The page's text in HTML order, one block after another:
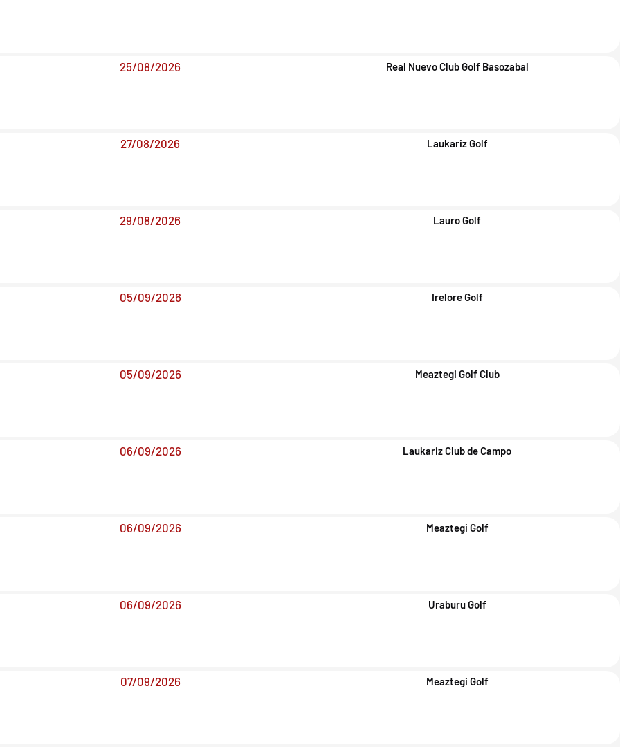
25/08/2026 Real Nuevo Club Golf Basozabal
27/08/2026 Laukariz Golf
29/08/2026 Lauro Golf
05/09/2026 Irelore Golf
05/09/2026 Meaztegi Golf Club
06/09/2026 Laukariz Club de Campo
06/09/2026 Meaztegi Golf
06/09/2026 Uraburu Golf
07/09/2026 Meaztegi Golf